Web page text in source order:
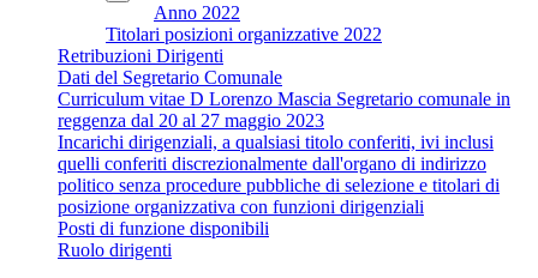
Anno 2022
Titolari posizioni organizzative 2022
Retribuzioni Dirigenti
Dati del Segretario Comunale
Curriculum vitae D Lorenzo Mascia Segretario comunale in
reggenza dal 20 al 27 maggio 2023
Incarichi dirigenziali, a qualsiasi titolo conferiti, ivi inclusi
quelli conferiti discrezionalmente dall'organo di indirizzo
politico senza procedure pubbliche di selezione e titolari di
posizione organizzativa con funzioni dirigenziali
Posti di funzione disponibili
Ruolo dirigenti